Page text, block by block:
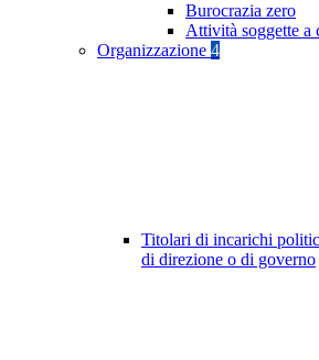
Burocrazia zero
Attività soggette a
Organizzazione 4
Titolari di incarichi
di direzione o di governo